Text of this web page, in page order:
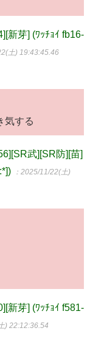
新芽] (ﾜｯﾁｮｲ fb16-
土) 19:43:45.46
気する
武][SR防][苗]
：2025/11/22(土)
新芽] (ﾜｯﾁｮｲ f581-
) 22:12:36.54